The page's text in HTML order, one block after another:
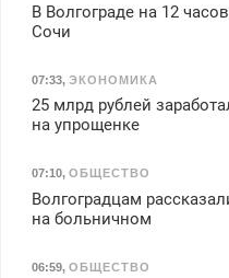
В Волгограде на 12
Сочи
07:33, ЭКОНОМИКА
25 млрд рублей
на упрощенке
07:10, ОБЩЕСТВО
Волгоградцам
на больничном
06:59, ОБЩЕСТВО